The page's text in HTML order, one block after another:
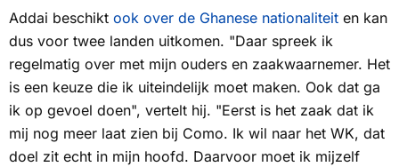
Addai beschikt ook over de Ghanese nationaliteit en kan
dus voor twee landen uitkomen. "Daar spreek ik
regelmatig over met mijn ouders en zaakwaarnemer. Het
is een keuze die ik uiteindelijk moet maken. Ook dat ga
ik op gevoel doen", vertelt hij. "Eerst is het zaak dat ik
mij nog meer laat zien bij Como. Ik wil naar het WK, dat
doel zit echt in mijn hoofd. Daarvoor moet ik mijzelf